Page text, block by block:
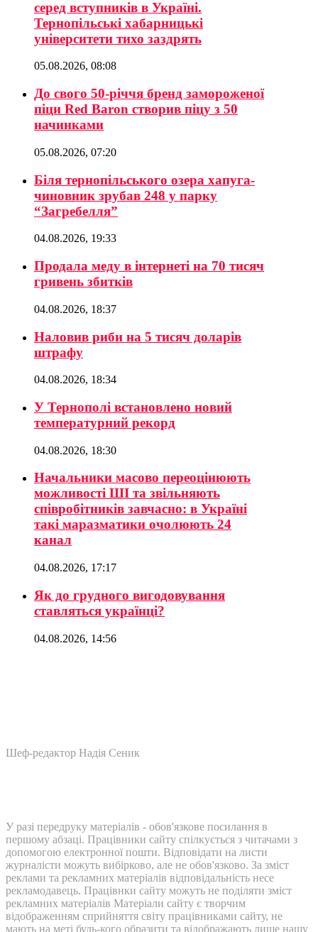
серед вступників в Україні.
Тернопільські хабарницькі
університети тихо заздрять
05.08.2026, 08:08
До свого 50-річчя бренд замороженої
піци Red Baron створив піцу з 50
начинками
05.08.2026, 07:20
Біля тернопільського озера хапуга-
чиновник зрубав 248 у парку
“Загребелля”
04.08.2026, 19:33
Продала меду в інтернеті на 70 тисяч
гривень збитків
04.08.2026, 18:37
Наловив риби на 5 тисяч доларів
штрафу
04.08.2026, 18:34
У Тернополі встановлено новий
температурний рекорд
04.08.2026, 18:30
Начальники масово переоцінюють
можливості ШІ та звільняють
співробітників завчасно: в Україні
такі маразматики очолюють 24
канал
04.08.2026, 17:17
Як до грудного вигодовування
ставляться українці?
04.08.2026, 14:56
Шеф-редактор Надія Сеник
У разі передруку матеріалів - обов'язкове посилання в
першому абзаці. Працівники сайту спілкується з читачами з
допомогою електронної пошти. Відповідати на листи
журналісти можуть вибірково, але не обов'язково. За зміст
реклами та рекламних матеріалів відповідальність несе
рекламодавець. Працівнки сайту можуть не поділяти зміст
рекламних матеріалів Матеріали сайту є творчим
відображенням сприйняття світу працівниками сайту, не
мають на меті будь-кого образити та відображають лише нашу